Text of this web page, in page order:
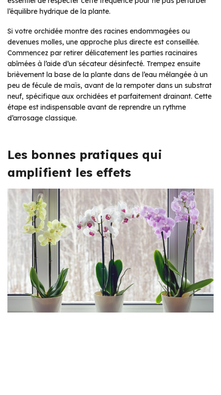
l’équilibre hydrique de la plante.
Si votre orchidée montre des racines endommagées ou
devenues molles, une approche plus directe est conseillée.
Commencez par retirer délicatement les parties racinaires
abîmées à l’aide d’un sécateur désinfecté. Trempez ensuite
brièvement la base de la plante dans de l’eau mélangée à un
peu de fécule de maïs, avant de la rempoter dans un substrat
neuf, spécifique aux orchidées et parfaitement drainant. Cette
étape est indispensable avant de reprendre un rythme
d’arrosage classique.
Les bonnes pratiques qui
amplifient les effets